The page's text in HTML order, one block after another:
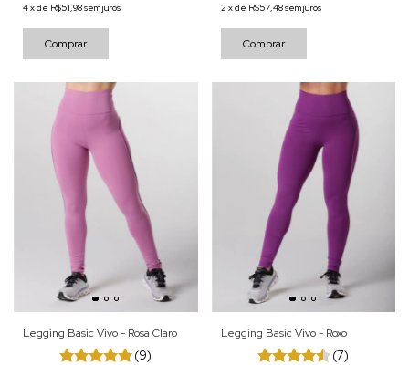
4xde R$51,98sem juros
Comprar
2 xde R$57,48sem juros
Comprar
Legging Basic Vivo - Rosa Claro
(9)
Legging Basic Vivo - Roxo
(7)